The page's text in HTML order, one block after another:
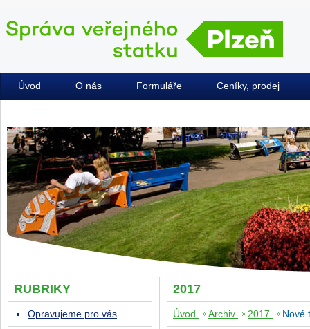
Úvod O nás Formuláře Ceníky, prodej
2017
Úvod Archiv 2017 Nové
RUBRIKY
Opravujeme pro vás